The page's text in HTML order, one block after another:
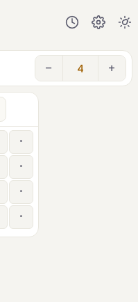
− +